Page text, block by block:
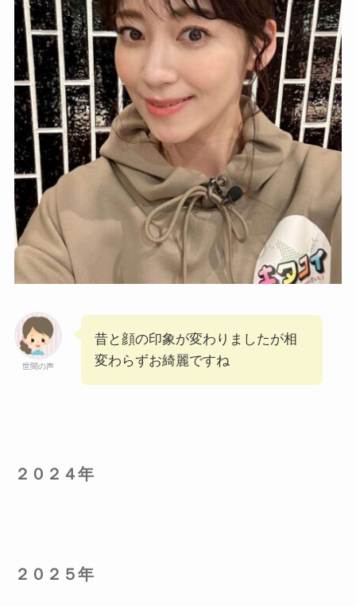
世間の声
昔と顔の印象が変わりましたが相
変わらずお綺麗ですね
２０２４年
２０２５年